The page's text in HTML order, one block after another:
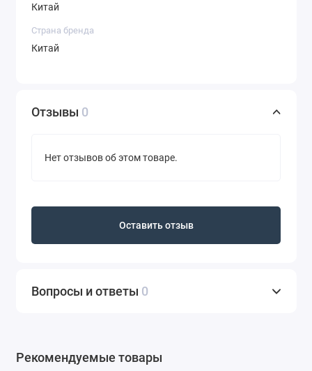
Китай
Страна бренда
Китай
Отзывы 0
Нет отзывов об этом товаре.
Оставить отзыв
Вопросы и ответы 0
Рекомендуемые товары